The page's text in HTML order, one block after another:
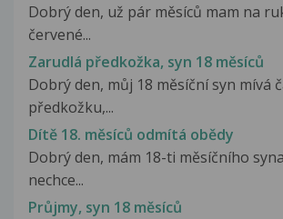
Dobrý den, už pár měsíců mam na
červené...
Zarudlá předkožka, syn 18 měsíců
Dobrý den, můj 18 měsíční syn mívá
předkožku,...
Dítě 18. měsíců odmítá obědy
Dobrý den, mám 18-ti měsíčního
nechce...
Průjmy, syn 18 měsíců